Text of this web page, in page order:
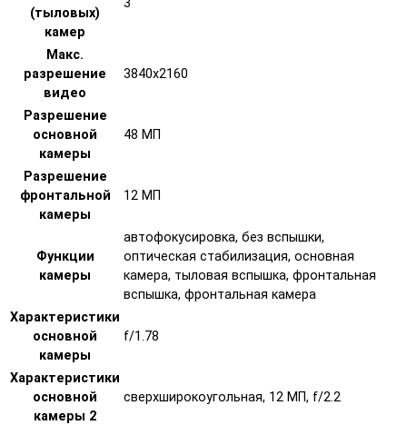
(тыловых)
камер
Макс.
разрешение
видео
3840x2160
Разрешение
основной
камеры
48 МП
Разрешение
фронтальной
камеры
12 МП
Функции
камеры
автофокусировка, без вспышки,
оптическая стабилизация, основная
камера, тыловая вспышка, фронтальная
вспышка, фронтальная камера
Характеристики
основной
камеры
f/1.78
Характеристики
основной
камеры 2
сверхширокоугольная, 12 МП, f/2.2